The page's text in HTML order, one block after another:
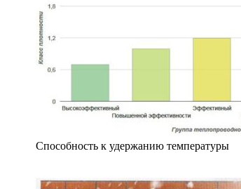
Способность к удержанию температуры